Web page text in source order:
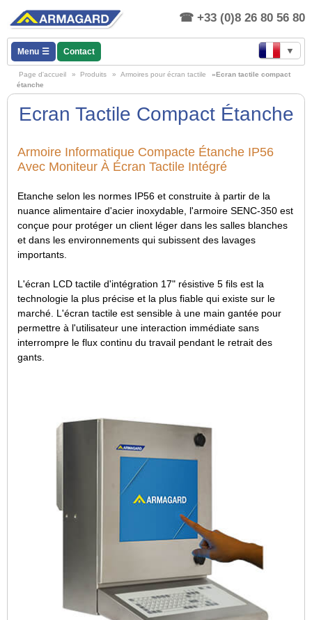
+33 (0)8 26 80 56 80
Menu Contact ▼
Page d'accueil » Produits » Armoires pour écran tactile
»Ecran tactile compact
étanche
Ecran Tactile Compact Étanche
Armoire Informatique Compacte Étanche IP56
Avec Moniteur À Écran Tactile Intégré
Etanche selon les normes IP56 et construite à partir de la
nuance alimentaire d'acier inoxydable, l'armoire SENC-350 est
conçue pour protéger un client léger dans les salles blanches
et dans les environnements qui subissent des lavages
importants.
L'écran LCD tactile d'intégration 17" résistive 5 fils est la
technologie la plus précise et la plus fiable qui existe sur le
marché. L'écran tactile est sensible à une main gantée pour
permettre à l'utilisateur une interaction immédiate sans
interrompre le flux continu du travail pendant le retrait des
gants.